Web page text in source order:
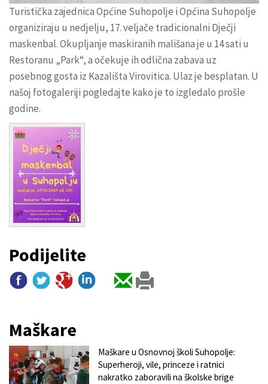
Turistička zajednica Općine Suhopolje i Općina Suhopolje
organiziraju u nedjelju, 17. veljače tradicionalni Dječji
maskenbal. Okupljanje maskiranih mališana je u 14 sati u
Restoranu „Park“, a očekuje ih odlična zabava uz
posebnog gosta iz Kazališta Virovitica. Ulaz je besplatan. U
našoj fotogaleriji pogledajte kako je to izgledalo prošle
godine.
Podijelite
Maškare
Maškare u Osnovnoj školi Suhopolje:
Superheroji, vile, princeze i ratnici
nakratko zaboravili na školske brige